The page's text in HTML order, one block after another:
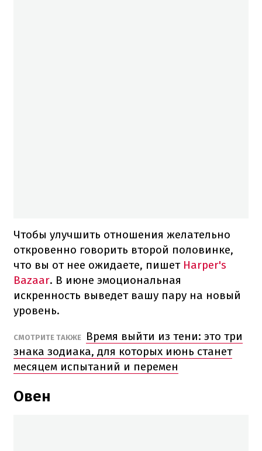
Чтобы улучшить отношения желательно
откровенно говорить второй половинке,
что вы от нее ожидаете, пишет Harper's
Bazaar. В июне эмоциональная
искренность выведет вашу пару на новый
уровень.
СМОТРИТЕ ТАКЖЕ
Время выйти из тени: это три
знака зодиака, для которых июнь станет
месяцем испытаний и перемен
Овен